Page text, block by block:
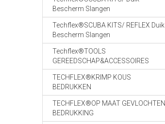
Bescherm Slangen
Techflex®SCUBA KITS/ REFLEX Duik
Bescherm Slangen
Techflex®TOOLS
GEREEDSCHAP&ACCESSOIRES
TECHFLEX®KRIMP KOUS
BEDRUKKEN
TECHFLEX®OP MAAT GEVLOCHTEN
BEDRUKKING